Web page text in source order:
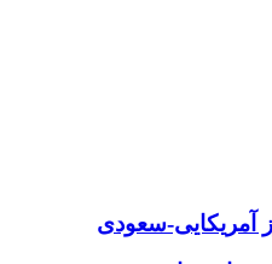
آمریکایی-سعودی